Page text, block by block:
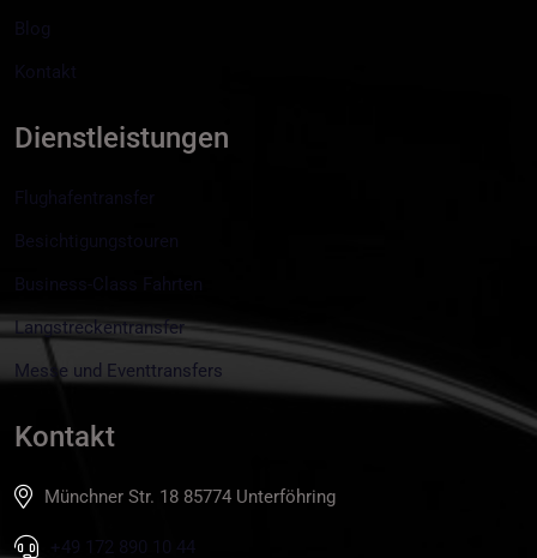
Blog
Kontakt
Dienstleistungen
Flughafentransfer
Besichtigungstouren
Business-Class Fahrten
Langstreckentransfer
Messe und Eventtransfers
Kontakt
Münchner Str. 18 85774 Unterföhring
+49 172 890 10 44